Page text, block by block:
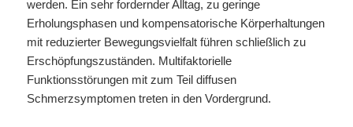
werden. Ein sehr fordernder Alltag, zu geringe
Erholungsphasen und kompensatorische Körperhaltungen
mit reduzierter Bewegungsvielfalt führen schließlich zu
Erschöpfungszuständen. Multifaktorielle
Funktionsstörungen mit zum Teil diffusen
Schmerzsymptomen treten in den Vordergrund.